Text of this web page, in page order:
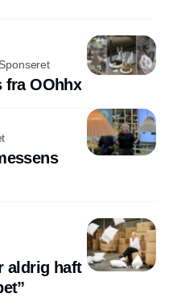
Sponseret
fra OOhhx
aldrig haft